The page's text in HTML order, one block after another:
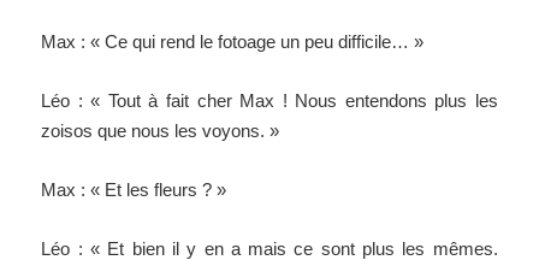
Max : « Ce qui rend le fotoage un peu difficile… »
Léo : « Tout à fait cher Max ! Nous entendons plus les
zoisos que nous les voyons. »
Max : « Et les fleurs ? »
Léo : « Et bien il y en a mais ce sont plus les mêmes.